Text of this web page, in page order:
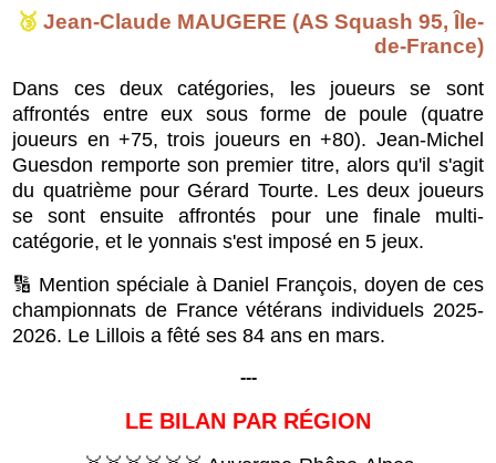
🥉 Jean-Claude MAUGERE (AS Squash 95, Île-
de-France)
Dans ces deux catégories, les joueurs se sont
affrontés entre eux sous forme de poule (quatre
joueurs en +75, trois joueurs en +80). Jean-Michel
Guesdon remporte son premier titre, alors qu'il s'agit
du quatrième pour Gérard Tourte. Les deux joueurs
se sont ensuite affrontés pour une finale multi-
catégorie, et le yonnais s'est imposé en 5 jeux.
🔢 Mention spéciale à Daniel François, doyen de ces
championnats de France vétérans individuels 2025-
2026. Le Lillois a fêté ses 84 ans en mars.
---
LE BILAN PAR RÉGION